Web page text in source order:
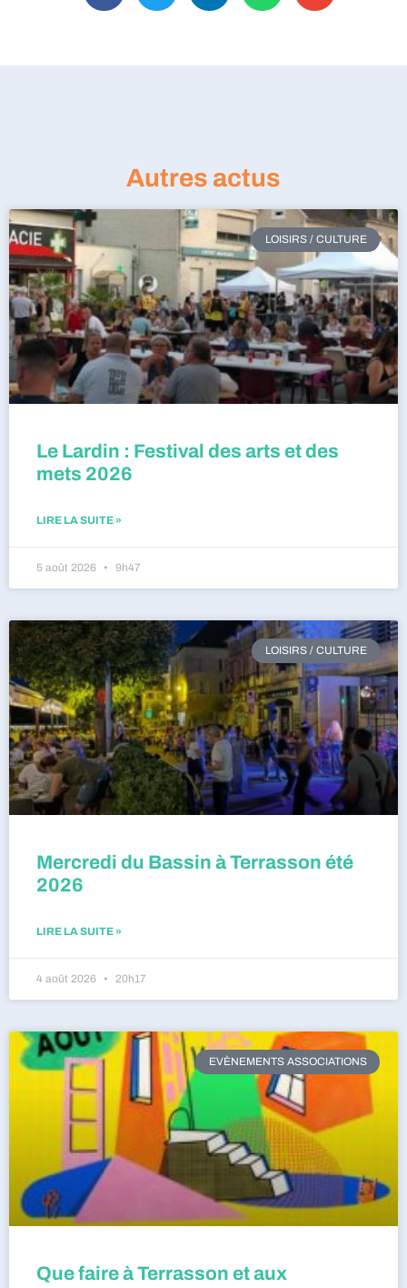
Autres actus
LOISIRS / CULTURE
Le Lardin : Festival des arts et des
mets 2026
LIRE LA SUITE »
5 août 2026 9h47
LOISIRS / CULTURE
Mercredi du Bassin à Terrasson été
2026
LIRE LA SUITE »
4 août 2026 20h17
EVÈNEMENTS ASSOCIATIONS
Que faire à Terrasson et aux